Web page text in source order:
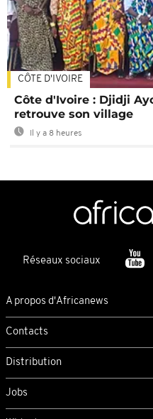
CÔTE D'IVOIRE
Côte d'Ivoire : Djidji
retrouve son village
Il y a 8 heures
Réseaux sociaux
A propos d'Africanews
Contacts
Distribution
Jobs